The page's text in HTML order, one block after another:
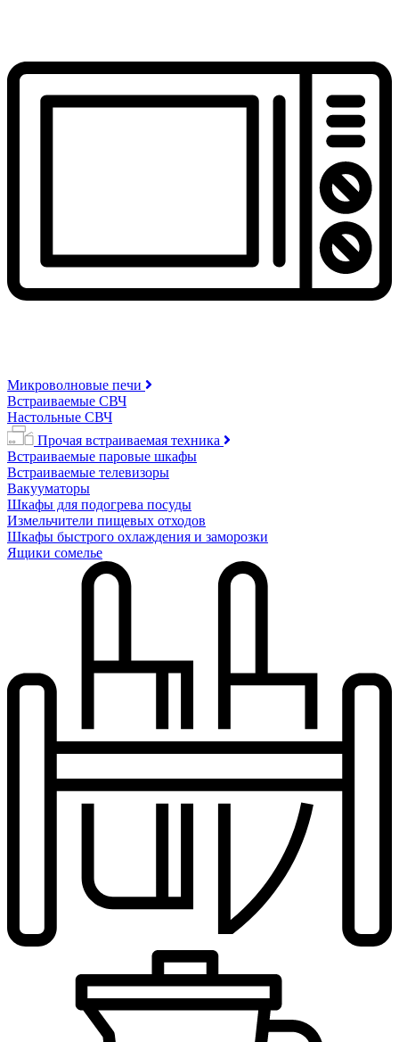
Микроволновые печи
Встраиваемые СВЧ
Настольные СВЧ
Прочая встраиваемая техника
Встраиваемые паровые шкафы
Встраиваемые телевизоры
Вакууматоры
Шкафы для подогрева посуды
Измельчители пищевых отходов
Шкафы быстрого охлаждения и заморозки
Ящики сомелье